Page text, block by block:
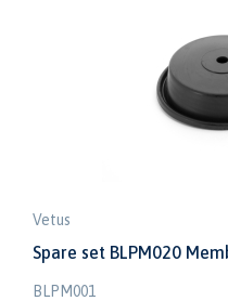
Vetus
Spare set BLPM020
BLPM001